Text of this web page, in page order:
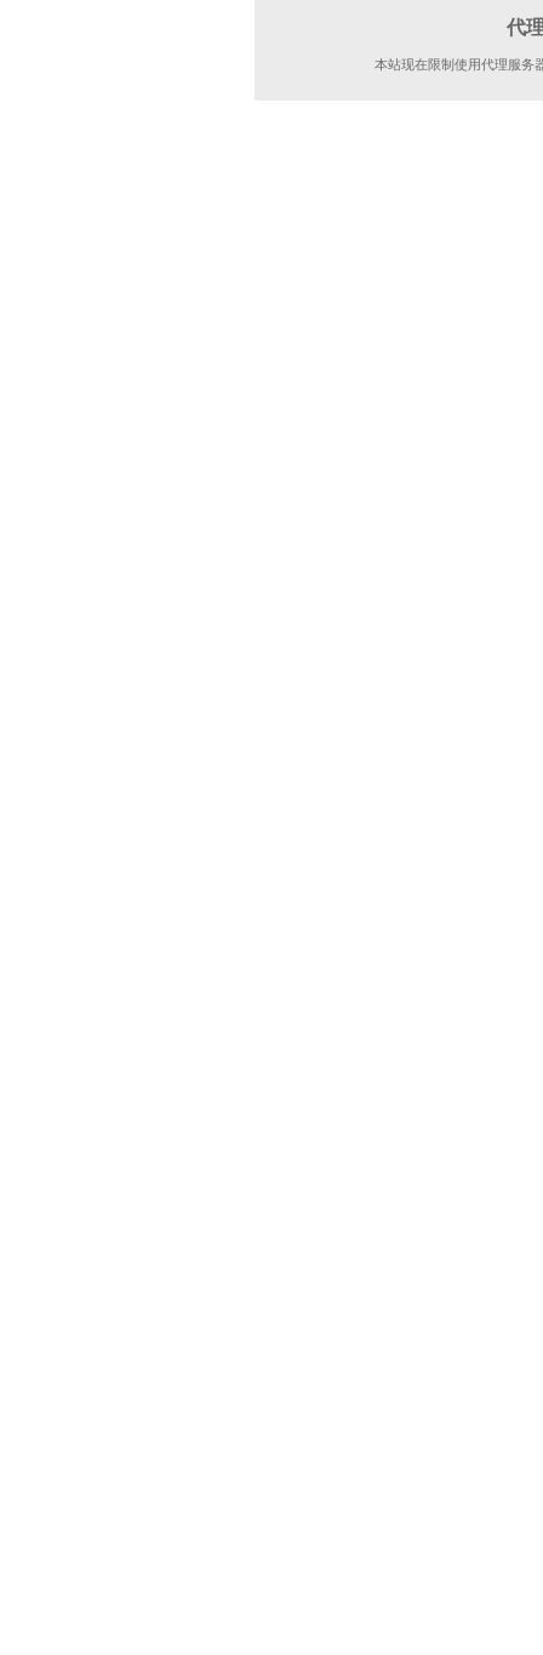
代
本站现在限制使用代理服务